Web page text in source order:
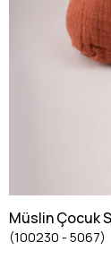
Müslin Çocuk
(100230 - 5067)